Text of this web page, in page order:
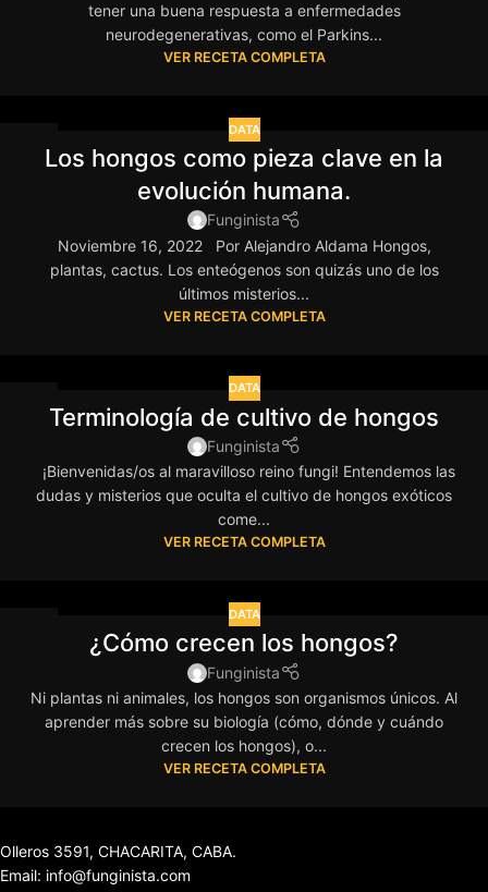
tener una buena respuesta a enfermedades
neurodegenerativas, como el Parkins...
VER RECETA COMPLETA
DATA
Los hongos como pieza clave en la
evolución humana.
Funginista
Noviembre 16, 2022 Por Alejandro Aldama Hongos,
plantas, cactus. Los enteógenos son quizás uno de los
últimos misterios...
VER RECETA COMPLETA
DATA
Terminología de cultivo de hongos
Funginista
¡Bienvenidas/os al maravilloso reino fungi! Entendemos las
dudas y misterios que oculta el cultivo de hongos exóticos
come...
VER RECETA COMPLETA
DATA
¿Cómo crecen los hongos?
Funginista
Ni plantas ni animales, los hongos son organismos únicos. Al
aprender más sobre su biología (cómo, dónde y cuándo
crecen los hongos), o...
VER RECETA COMPLETA
Olleros 3591, CHACARITA, CABA.
Email: info@funginista.com